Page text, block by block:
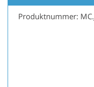
Produktnummer: